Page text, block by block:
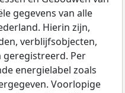
gegevens van alle
Hierin zijn,
verblijfsobjecten,
geregistreerd. Per
energielabel zoals
Voorlopige